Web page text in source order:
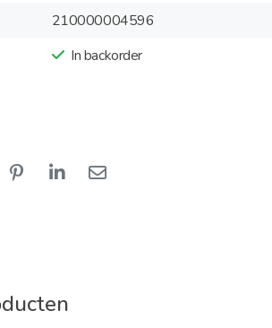
210000004596
In backorder